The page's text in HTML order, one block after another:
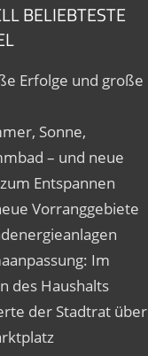
BELIEBTESTE
Erfolge und große
Sonne,
– und neue
Entspannen
Vorranggebiete
Im
des Haushalts
der Stadtrat über